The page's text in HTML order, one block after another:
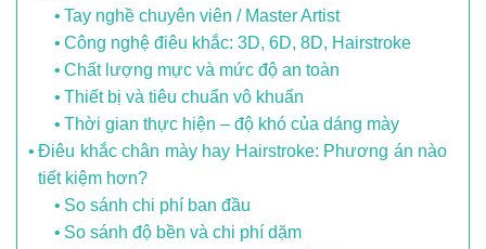
Tay nghề chuyên viên / Master Artist
Công nghệ điêu khắc: 3D, 6D, 8D, Hairstroke
Chất lượng mực và mức độ an toàn
Thiết bị và tiêu chuẩn vô khuẩn
Thời gian thực hiện – độ khó của dáng mày
Điêu khắc chân mày hay Hairstroke: Phương án nào
tiết kiệm hơn?
So sánh chi phí ban đầu
So sánh độ bền và chi phí dặm